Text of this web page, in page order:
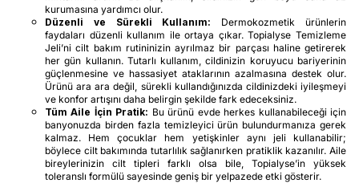
kurumasına yardımcı olur.
Düzenli ve Sürekli Kullanım: Dermokozmetik ürünlerin
faydaları düzenli kullanım ile ortaya çıkar. Topialyse Temizleme
Jeli’ni cilt bakım rutininizin ayrılmaz bir parçası haline getirerek
her gün kullanın. Tutarlı kullanım, cildinizin koruyucu bariyerinin
güçlenmesine ve hassasiyet ataklarının azalmasına destek olur.
Ürünü ara ara değil, sürekli kullandığınızda cildinizdeki iyileşmeyi
ve konfor artışını daha belirgin şekilde fark edeceksiniz.
Tüm Aile İçin Pratik: Bu ürünü evde herkes kullanabileceği için
banyonuzda birden fazla temizleyici ürün bulundurmanıza gerek
kalmaz. Hem çocuklar hem yetişkinler aynı jeli kullanabilir;
böylece cilt bakımında tutarlılık sağlanırken pratiklik kazanılır. Aile
bireylerinizin cilt tipleri farklı olsa bile, Topialyse’in yüksek
toleranslı formülü sayesinde geniş bir yelpazede etki gösterir.